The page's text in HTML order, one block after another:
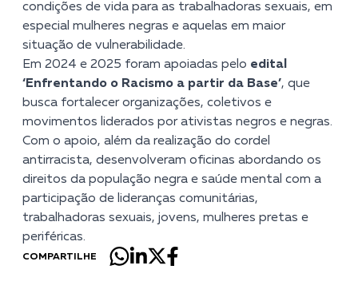
condições de vida para as trabalhadoras sexuais, em
especial mulheres negras e aquelas em maior
situação de vulnerabilidade.
Em 2024 e 2025 foram apoiadas pelo edital
‘Enfrentando o Racismo a partir da Base’, que
busca fortalecer organizações, coletivos e
movimentos liderados por ativistas negros e negras.
Com o apoio, além da realização do cordel
antirracista, desenvolveram oficinas abordando os
direitos da população negra e saúde mental com a
participação de lideranças comunitárias,
trabalhadoras sexuais, jovens, mulheres pretas e
periféricas.
COMPARTILHE